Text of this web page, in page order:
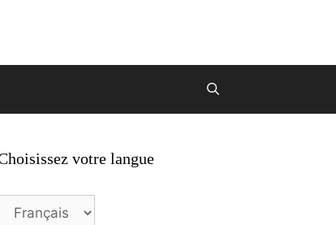
votre langue
Choisissez